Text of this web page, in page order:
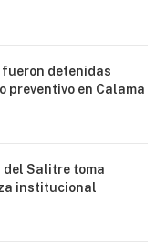
detenidas
preventivo en Calama
del Salitre toma
institucional